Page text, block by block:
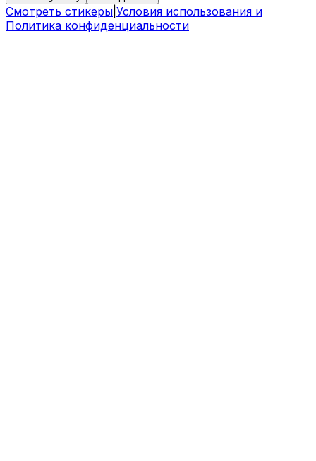
Смотреть стикеры Условия использования и
Политика конфиденциальности